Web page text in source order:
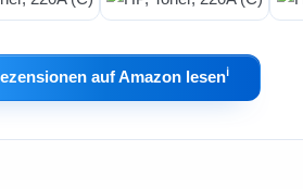
auf Amazon lesenℹ︎